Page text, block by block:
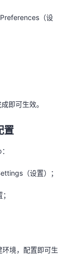
（设
即可生效。
置
（设置）；
境，配置即可生